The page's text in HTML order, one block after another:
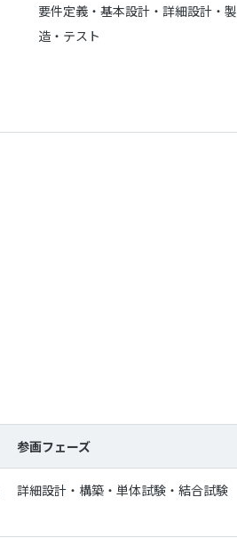
要件定義・基本設計・詳細設計・製
造・テスト
参画フェーズ
詳細設計・構築・単体試験・結合試験